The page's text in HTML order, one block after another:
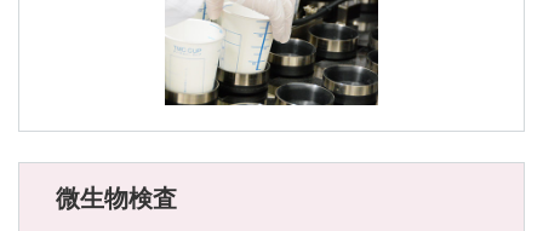
微生物検査